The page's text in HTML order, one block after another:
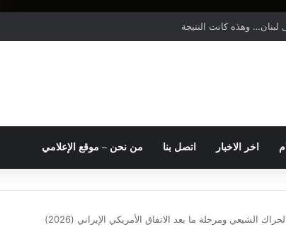
وهذه كانت النتيجة
اخر الاخبار اتصل بنا من نحن – موقع الإعلامي
ومرحلة ما بعد الاتفاق الأمريكي الإيراني (2026)